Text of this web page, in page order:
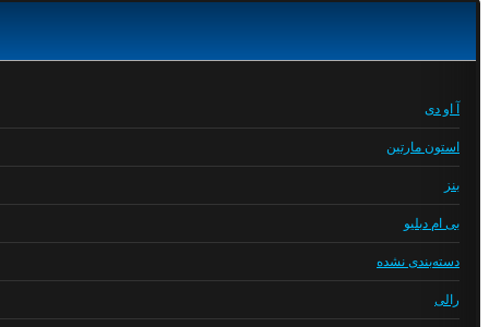
آ او دی
استون مارتین
بنز
بی ام دبلیو
دسته‌بندی نشده
رالی